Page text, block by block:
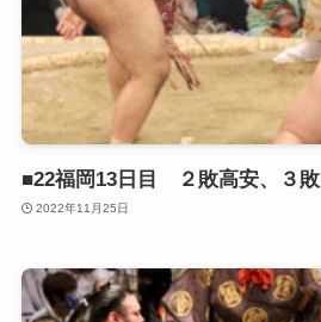
■22福岡13日目 ２敗高安、３
2022年11月25日